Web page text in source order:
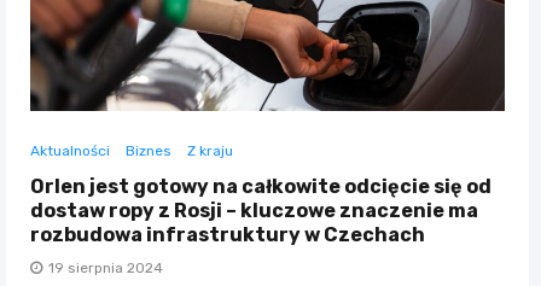
Aktualności Biznes Z kraju
Orlen jest gotowy na całkowite odcięcie się od
dostaw ropy z Rosji – kluczowe znaczenie ma
rozbudowa infrastruktury w Czechach
19 sierpnia 2024